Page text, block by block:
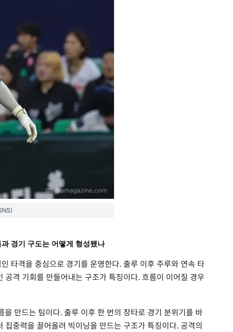
경기 구도는 어떻게 형성됐나
타격을 중심으로 경기를 운영한다. 출루 이후 주루와 연속 타
공격 기회를 만들어내는 구조가 특징이다. 흐름이 이어질 경우
을 만드는 팀이다. 출루 이후 한 번의 장타로 경기 분위기를 바
중력을 끌어올려 빅이닝을 만드는 구조가 특징이다. 공격의